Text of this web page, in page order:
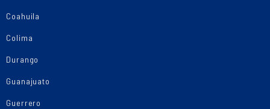
Coahuila
Colima
Durango
Guanajuato
Guerrero